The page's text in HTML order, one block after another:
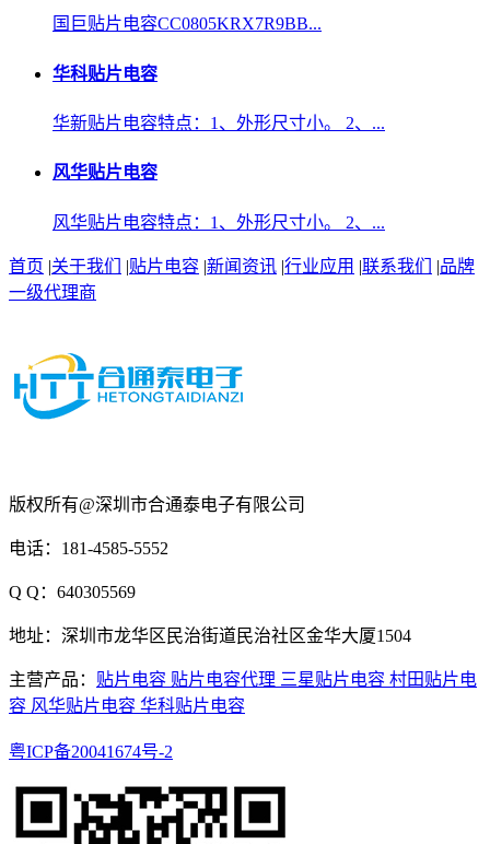
国巨贴片电容CC0805KRX7R9BB...
华科贴片电容
华新贴片电容特点：1、外形尺寸小。 2、...
风华贴片电容
风华贴片电容特点：1、外形尺寸小。 2、...
首页 |关于我们 |贴片电容 |新闻资讯 |行业应用 |联系我们 |品牌
一级代理商
版权所有@深圳市合通泰电子有限公司
电话：181-4585-5552
Q Q：640305569
地址：深圳市龙华区民治街道民治社区金华大厦1504
主营产品： 贴片电容 贴片电容代理 三星贴片电容 村田贴片电
容 风华贴片电容 华科贴片电容
粤ICP备20041674号-2